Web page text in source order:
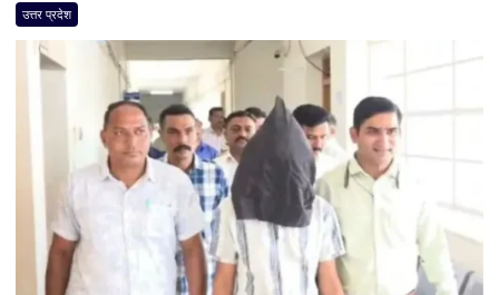
योगी
का
बड़ा
सियासी
संदेश,
मंच
पर
RLD
नेताओं
उत्तर प्रदेश